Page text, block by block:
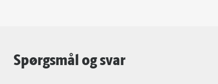
Spørgsmål og svar